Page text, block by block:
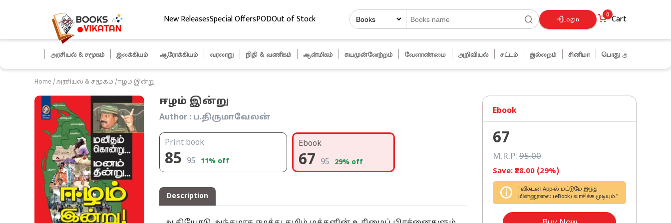
New ReleasesSpecial OffersPODOut of Stock Login 0 Cart
அரசியல் & சமூகம் இலக்கியம் ஆரோக்கியம் வரலாறு நிதி & வணிகம் ஆன்மிகம் சுயமுன்னேற்றம் வேளாண்மை அறிவியல் சட்டம் இல்லறம் சினிமா பொது அறிவு
Home /அரசியல் & சமூகம் /ஈழம் இன்று
ஈழம் இன்று
Author : ப‌.திருமாவேலன்
Print book
85 95 11% off
Ebook
67 95 29% off
Description
Ebook
67
M.R.P: 95.00
Save: ₹ 28.00 (29%)
“விகடன் App-ல் மட்டுமே இந்த
மின்னூலை (eBook) வாசிக்க முடியும்.”